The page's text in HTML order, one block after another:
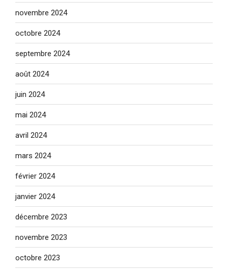
novembre 2024
octobre 2024
septembre 2024
août 2024
juin 2024
mai 2024
avril 2024
mars 2024
février 2024
janvier 2024
décembre 2023
novembre 2023
octobre 2023